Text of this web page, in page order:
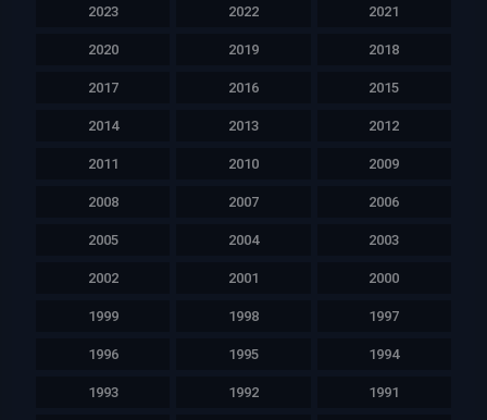
2023 2022 2021
2020 2019 2018
2017 2016 2015
2014 2013 2012
2011 2010 2009
2008 2007 2006
2005 2004 2003
2002 2001 2000
1999 1998 1997
1996 1995 1994
1993 1992 1991